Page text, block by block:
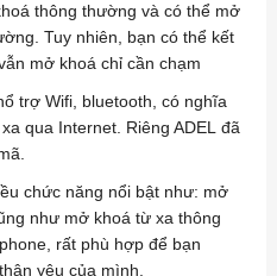
thông thường và có thể mở
Tuy nhiên, bạn có thể kết
mở khoá chỉ cần chạm
trợ Wifi, bluetooth, có nghĩa
qua Internet. Riêng ADEL đã
chức năng nổi bật như: mở
như mở khoá từ xa thông
rất phù hợp để bạn
yêu của mình.